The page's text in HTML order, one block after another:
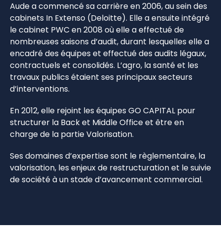
Aude a commencé sa carrière en 2006, au sein des
cabinets In Extenso (Deloitte). Elle a ensuite intégré
le cabinet PWC en 2008 où elle a effectué de
nombreuses saisons d’audit, durant lesquelles elle a
encadré des équipes et effectué des audits légaux,
contractuels et consolidés. L’agro, la santé et les
travaux publics étaient ses principaux secteurs
d’interventions.
En 2012, elle rejoint les équipes GO CAPITAL pour
structurer la Back et Middle Office et être en
charge de la partie Valorisation.
Ses domaines d’expertise sont le règlementaire, la
valorisation, les enjeux de restructuration et le suivie
de société à un stade d’avancement commercial.